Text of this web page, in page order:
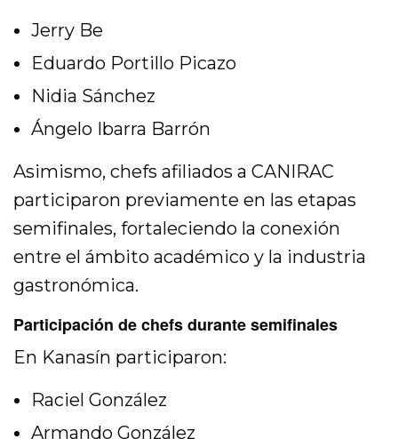
Jerry Be
Eduardo Portillo Picazo
Nidia Sánchez
Ángelo Ibarra Barrón
Asimismo, chefs afiliados a CANIRAC
participaron previamente en las etapas
semifinales, fortaleciendo la conexión
entre el ámbito académico y la industria
gastronómica.
Participación de chefs durante semifinales
En Kanasín participaron:
Raciel González
Armando González